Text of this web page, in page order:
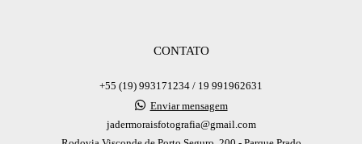
CONTATO
+55 (19) 993171234 / 19 991962631
Enviar mensagem
jadermoraisfotografia@gmail.com